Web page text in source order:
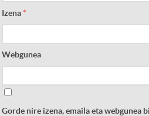
Izena*
Webgunea
Gorde nire izena, emaila eta